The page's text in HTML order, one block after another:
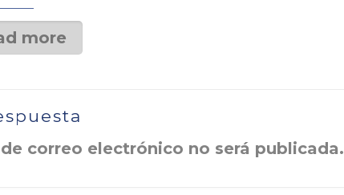
more
correo electrónico no será publicada.